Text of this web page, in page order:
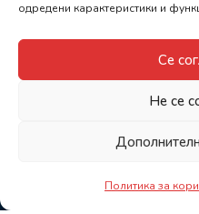
одредени карактеристики и
Се
Не се
Политика за